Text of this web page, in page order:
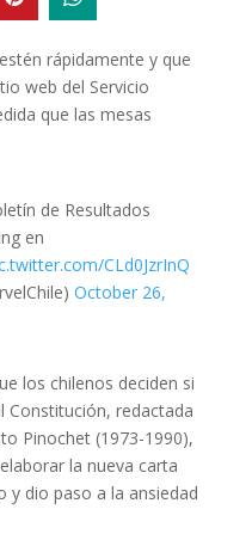
rápidamente y que
web del Servicio
que las mesas
de Resultados
en
CLd0JzrInQ
October 26,
los chilenos deciden si
Constitución, redactada
Pinochet (1973-1990),
la nueva carta
dio paso a la ansiedad